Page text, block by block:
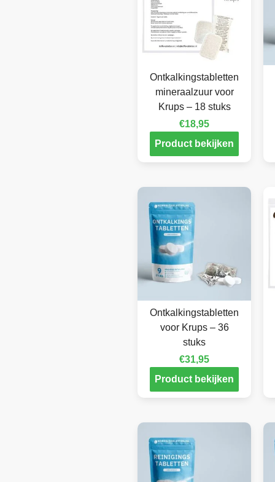
Ontkalkingstabletten
mineraalzuur voor
Krups – 18 stuks
€18,95
Product bekijken
Ontkalkingstabletten
voor Krups – 36
stuks
€31,95
Product bekijken